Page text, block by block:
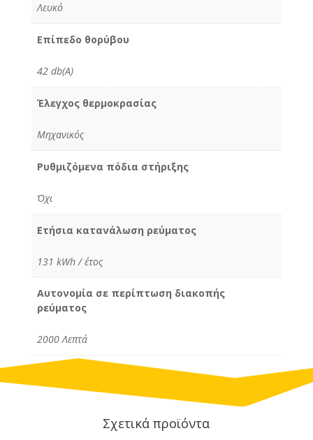
Λευκό
Επίπεδο θορύβου
42 db(A)
Έλεγχος θερμοκρασίας
Μηχανικός
Ρυθμιζόμενα πόδια στήριξης
Όχι
Ετήσια κατανάλωση ρεύματος
131 kWh / έτος
Αυτονομία σε περίπτωση διακοπής
ρεύματος
2000 Λεπτά
Σχετικά προϊόντα